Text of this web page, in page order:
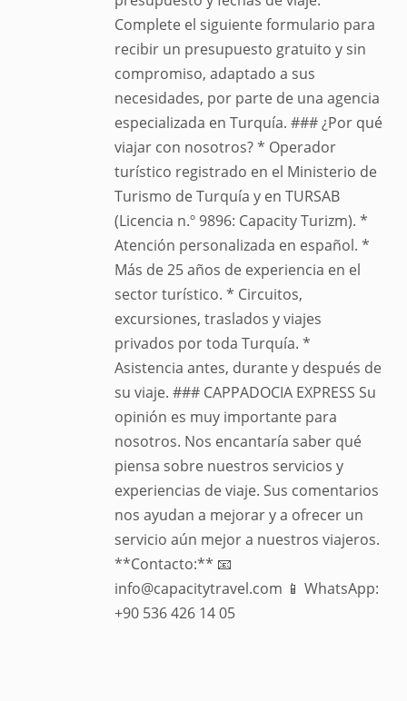
Complete el siguiente formulario para
recibir un presupuesto gratuito y sin
compromiso, adaptado a sus
necesidades, por parte de una agencia
especializada en Turquía. ### ¿Por qué
viajar con nosotros? * Operador
turístico registrado en el Ministerio de
Turismo de Turquía y en TURSAB
(Licencia n.º 9896: Capacity Turizm). *
Atención personalizada en español. *
Más de 25 años de experiencia en el
sector turístico. * Circuitos,
excursiones, traslados y viajes
privados por toda Turquía. *
Asistencia antes, durante y después de
su viaje. ### CAPPADOCIA EXPRESS Su
opinión es muy importante para
nosotros. Nos encantaría saber qué
piensa sobre nuestros servicios y
experiencias de viaje. Sus comentarios
nos ayudan a mejorar y a ofrecer un
servicio aún mejor a nuestros viajeros.
**Contacto:** 📧
info@capacitytravel.com 📱 WhatsApp:
+90 536 426 14 05